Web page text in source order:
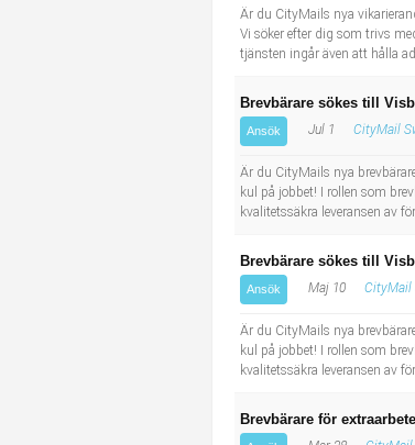
Är du CityMails nya
Vi söker efter dig som trivs
tjänsten ingår även att hålla
Brevbärare sökes till
Ansök Jul 1 CityMail
Är du CityMails nya
kul på jobbet! I rollen som
kvalitetssäkra leveransen av
Brevbärare sökes till
Ansök Maj 10 CityMail
Är du CityMails nya
kul på jobbet! I rollen som
kvalitetssäkra leveransen av
Brevbärare för